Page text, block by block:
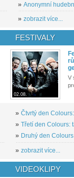
» Anonymní
» zobrazit více...
FESTIVALY
02.08.
V
» Čtvrtý den
» Třetí den Colours:
» Druhý den
» zobrazit více...
VIDEOKLIPY